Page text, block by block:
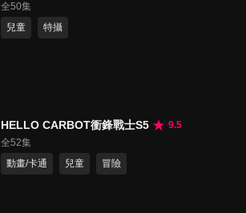
全50集
兒童
特攝
HELLO CARBOT衝鋒戰士S5
9.5
全52集
動畫/卡通
兒童 冒險